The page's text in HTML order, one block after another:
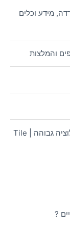
מידע וכלים
והמלצות
הדמיית אריחים 3D | הדמיות ריצוף וחיפוי ברזולוציה גבוהה | Tile
?